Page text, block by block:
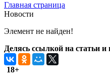
Главная страница
Новости
Элемент не найден!
Делясь ссылкой на статьи и
18+